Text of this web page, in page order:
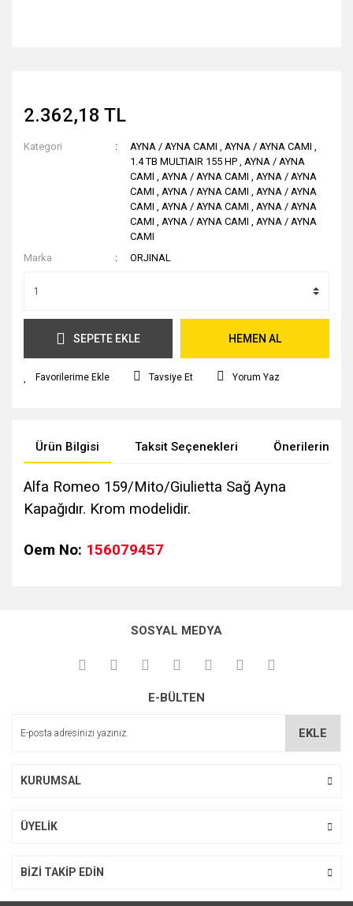
2.362,18 TL
Kategori AYNA / AYNA CAMI ,AYNA / AYNA CAMI ,
1.4 TB MULTIAIR 155 HP ,AYNA / AYNA
CAMI ,AYNA / AYNA CAMI ,AYNA / AYNA
CAMI ,AYNA / AYNA CAMI ,AYNA / AYNA
CAMI ,AYNA / AYNA CAMI ,AYNA / AYNA
CAMI ,AYNA / AYNA CAMI ,AYNA / AYNA
CAMI
Marka
ORJINAL
SEPETE EKLE HEMEN AL
Tavsiye Et Yorum Yaz
Ürün Bilgisi Taksit Seçenekleri Önerileriniz
Alfa Romeo 159/Mito/Giulietta Sağ Ayna
Kapağıdır. Krom modelidir.
Oem No: 156079457
kullanarak tarafımıza iletebilirsiniz.
Görüş ve önerileriniz için teşekkür ederiz.
Ürün açıklamasında eksik bilgiler bulunuyor.
SOSYAL MEDYA
E-BÜLTEN
EKLE
KURUMSAL
ÜYELİK
BİZİ TAKİP EDİN